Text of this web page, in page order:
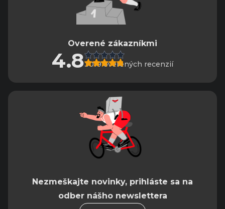
Overené zákazníkmi
4.83019 overených recenzií
Nezmeškajte novinky, prihláste sa na
odber nášho newslettera